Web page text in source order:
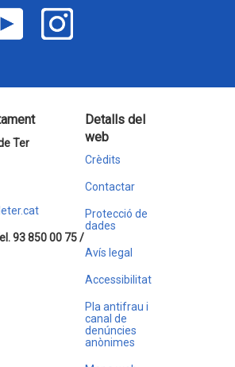
Ter
93 850 00 75 /
Detalls del
web
Crèdits
Contactar
Protecció de
dades
Avís legal
Accessibilitat
Pla antifrau i
canal de
denúncies
anònimes